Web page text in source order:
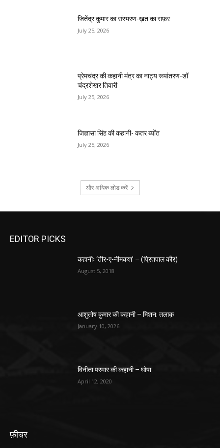
जितेंद्र कुमार का संस्मरण-ख़त का सफ़र
July 25, 2026
प्रेमचंद्र की कहानी मंत्र का नाट्य रूपांतरण-डॉ
चंद्रशेखर तिवारी
July 25, 2026
जिज्ञासा सिंह की कहानी- कतर ब्योंत
July 25, 2026
और अधिक लोड करें
EDITOR PICKS
कहानीः ‘तीर-ए-नीमकश’ – (प्रितपाल कौर)
August 5, 2018
आशुतोष कुमार की कहानी – मिशन: तलाक़
January 10, 2026
विनीता परमार की कहानी – घोषा
April 12, 2020
फ़ीचर